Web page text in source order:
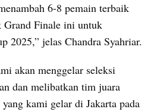
6-8 pemain terbaik
Grand Finale ini untuk
2025,” jelas Chandra Syahriar.
akan menggelar seleksi
dan melibatkan tim juara
kami gelar di Jakarta pada